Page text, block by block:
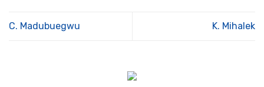
C. Madubuegwu K. Mihalek